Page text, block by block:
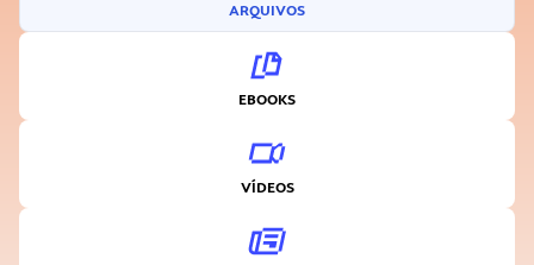
ARQUIVOS
EBOOKS
VÍDEOS